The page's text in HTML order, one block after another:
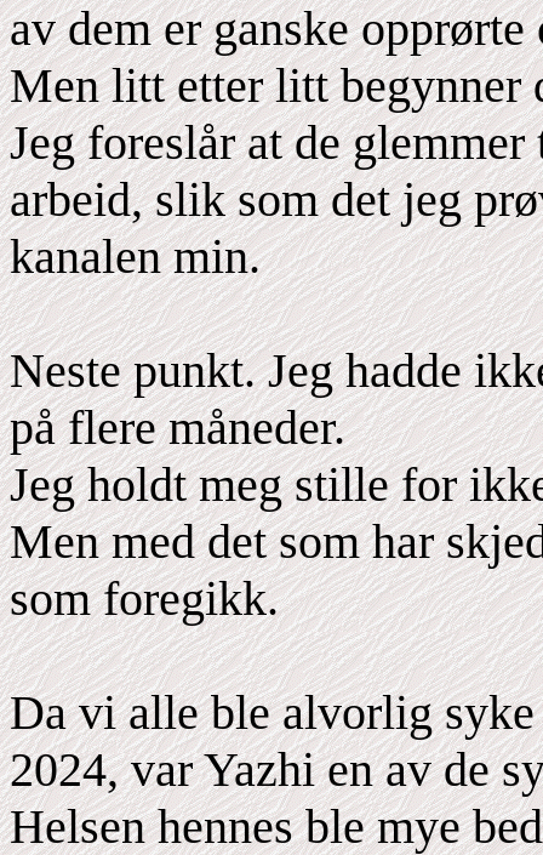
av dem er ganske opprørte
Men litt etter litt begynner
Jeg foreslår at de
arbeid, slik som det jeg
kanalen min.
Neste punkt. Jeg hadde
på flere måneder.
Jeg holdt meg stille for
Men med det som har
som foregikk.
Da vi alle ble alvorlig syke
2024, var Yazhi en av de
Helsen hennes ble mye